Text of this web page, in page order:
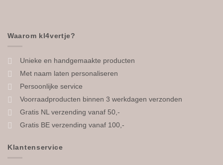
Waarom kl4vertje?
Unieke en handgemaakte producten
Met naam laten personaliseren
Persoonlijke service
Voorraadproducten binnen 3 werkdagen verzonden
Gratis NL verzending vanaf 50,-
Gratis BE verzending vanaf 100,-
Klantenservice